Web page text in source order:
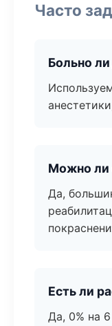
Часто
Больно
Можно ли
Да,
Есть ли
Да, 0% на